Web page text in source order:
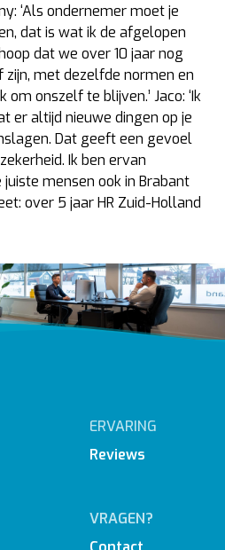
‘Als ondernemer moet je
dat is wat ik de afgelopen
dat we over 10 jaar nog
met dezelfde normen en
onszelf te blijven.’ Jaco: ‘Ik
er altijd nieuwe dingen op je
Dat geeft een gevoel
Ik ben ervan
mensen ook in Brabant
over 5 jaar HR Zuid-Holland
ERVARING
Reviews
VRAGEN?